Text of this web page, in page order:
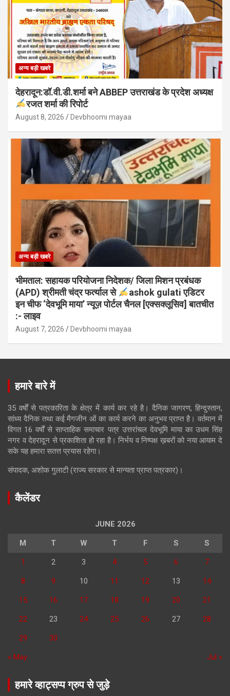
अन्य बड़ी खबरे
देहरादून:डॉ.वी.डी.शर्मा बने ABBEP उत्तराखंड के प्रदेश अध्यक्ष
रजत शर्मा की रिपोर्ट
August 8, 2026 Devbhoomi mayaa
अन्य बड़ी खबरे
भीमताल: सहायक परियोजना निदेशक/ जिला मिशन प्रबंधक
(APD) श्रीमती चंद्र फर्त्याल से
ashok gulati एडिटर
इन चीफ ‘देवभूमि माया’ न्यूज़ पोर्टल चैनल [एक्सक्लूसिव] बातचीत
:- लाइव
August 7, 2026 Devbhoomi mayaa
हमारे बारे में
35 वर्षों से पत्रकारिता के क्षेत्र में कार्य कर रहे है। दैनिक जागरण, हिन्दुस्तान,
सांध्य दैनिक तथा कई मैगजीन ओं का कार्य करने का अनुभव प्राप्त है। वर्तमान में
विगत 16 वर्षों से साप्ताहिक समाचार पत्र उत्तरांचल देवभूमि माया का उधम सिंह
नगर व देहरादून से प्रकाशिता हो रहा है। निर्भय व निष्पक्ष ख़बरों को नया आयाम दे
सके यह हमारा सतत्त प्रयास रहेगा।
संपादक, अशोक गुलाटी (राज्य सरकार से मान्यता प्राप्त पत्रकार)।
कैलेंडर
JUNE 2026
M T W T F S S
1 2 3 4 5 6 7
8 9 10 11 12 13 14
15 16 17 18 19 20 21
22 23 24 25 26 27 28
29 30
« May Jul »
हमारे व्हाट्सप्प ग्रुप से जुड़े